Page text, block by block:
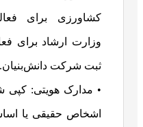
کشاورزی برای
وزارت ارشاد برای
ثبت شرکت دانش‌بنیان.
• مدارک هویتی: کپی
اشخاص حقیقی یا